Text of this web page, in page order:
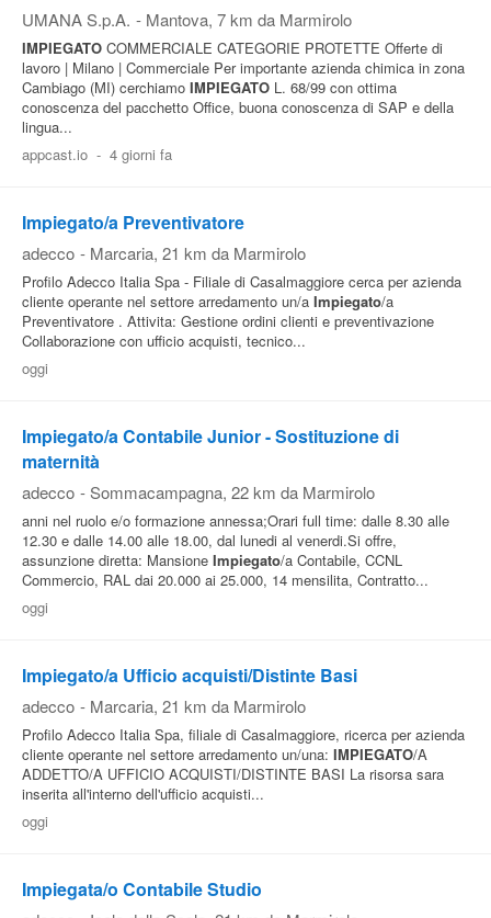
UMANA S.p.A. - Mantova, 7 km da Marmirolo
IMPIEGATO COMMERCIALE CATEGORIE PROTETTE Offerte di
lavoro | Milano | Commerciale Per importante azienda chimica in zona
Cambiago (MI) cerchiamo IMPIEGATO L. 68/99 con ottima
conoscenza del pacchetto Office, buona conoscenza di SAP e della
lingua...
appcast.io - 4 giorni fa
Impiegato/a Preventivatore
adecco - Marcaria, 21 km da Marmirolo
Profilo Adecco Italia Spa - Filiale di Casalmaggiore cerca per azienda
cliente operante nel settore arredamento un/a Impiegato/a
Preventivatore . Attivita: Gestione ordini clienti e preventivazione
Collaborazione con ufficio acquisti, tecnico...
oggi
Impiegato/a Contabile Junior - Sostituzione di
maternità
adecco - Sommacampagna, 22 km da Marmirolo
anni nel ruolo e/o formazione annessa;Orari full time: dalle 8.30 alle
12.30 e dalle 14.00 alle 18.00, dal lunedi al venerdi.Si offre,
assunzione diretta: Mansione Impiegato/a Contabile, CCNL
Commercio, RAL dai 20.000 ai 25.000, 14 mensilita, Contratto...
oggi
Impiegato/a Ufficio acquisti/Distinte Basi
adecco - Marcaria, 21 km da Marmirolo
Profilo Adecco Italia Spa, filiale di Casalmaggiore, ricerca per azienda
cliente operante nel settore arredamento un/una: IMPIEGATO/A
ADDETTO/A UFFICIO ACQUISTI/DISTINTE BASI La risorsa sara
inserita all'interno dell'ufficio acquisti...
oggi
Impiegata/o Contabile Studio